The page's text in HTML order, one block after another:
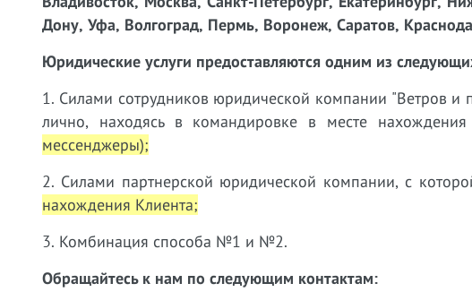
Дону, Уфа, Волгоград, Пермь, Воронеж, Саратов,
Юридические услуги предоставляются одним из
1. Силами сотрудников юридической компании "Ветров и
лично, находясь в командировке в месте
мессенджеры);
2. Силами партнерской юридической компании, с
нахождения Клиента;
3. Комбинация способа №1 и №2.
Обращайтесь к нам по следующим контактам: